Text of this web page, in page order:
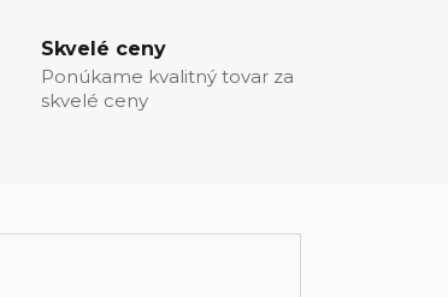
Skvelé ceny
Ponúkame kvalitný tovar za
skvelé ceny